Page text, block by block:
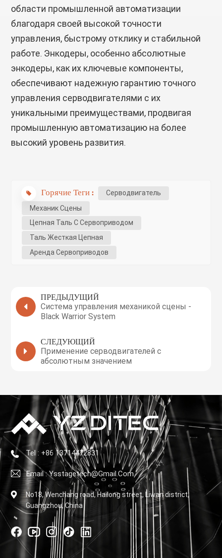
области промышленной автоматизации
благодаря своей высокой точности
управления, быстрому отклику и стабильной
работе. Энкодеры, особенно абсолютные
энкодеры, как их ключевые компоненты,
обеспечивают надежную гарантию точного
управления серводвигателями с их
уникальными преимуществами, продвигая
промышленную автоматизацию на более
высокий уровень развития.
Горячие Теги :
Серводвигатель
Механик Сцены
Цепная Таль С Сервоприводом
Таль Жесткая Цепная
Аренда Сервоприводов
ПРЕДЫДУЩИЙ
Система управления механикой сцены -
Black Warrior System
СЛЕДУЮЩИЙ
Применение серводвигателей с
абсолютным значением
Tel : +86 13714472831
Email : Ysstagetech@gmail.com
No18, Wenchang road, Hailong street, Liwan district,
Guangzhou, China